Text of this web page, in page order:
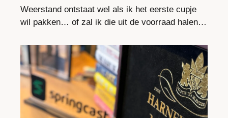
Weerstand ontstaat wel als ik het eerste cupje